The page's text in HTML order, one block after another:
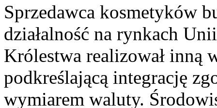
Sprzedawca kosmetyków
działalność na rynkach
Królestwa realizował inną
podkreślającą integrację
wymiarem waluty.